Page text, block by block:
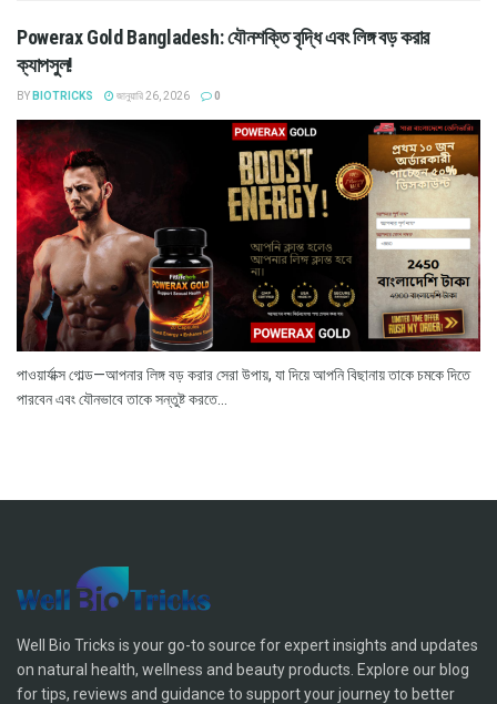
Powerax Gold Bangladesh: যৌনশক্তি বৃদ্ধি এবং লিঙ্গ বড় করার
ক্যাপসুল!
BY BIOTRICKS জানুয়ারি 26, 2026 0
পাওয়ার্যাক্স গোল্ড—আপনার লিঙ্গ বড় করার সেরা উপায়, যা দিয়ে আপনি বিছানায় তাকে চমকে দিতে
পারবেন এবং যৌনভাবে তাকে সন্তুষ্ট করতে...
Well Bio Tricks is your go-to source for expert insights and updates
on natural health, wellness and beauty products. Explore our blog
for tips, reviews and guidance to support your journey to better